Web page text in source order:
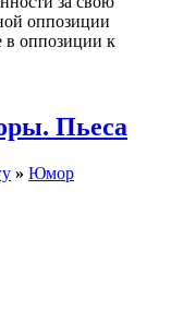
оппозиции
в оппозиции к
Пьеса
» Юмор